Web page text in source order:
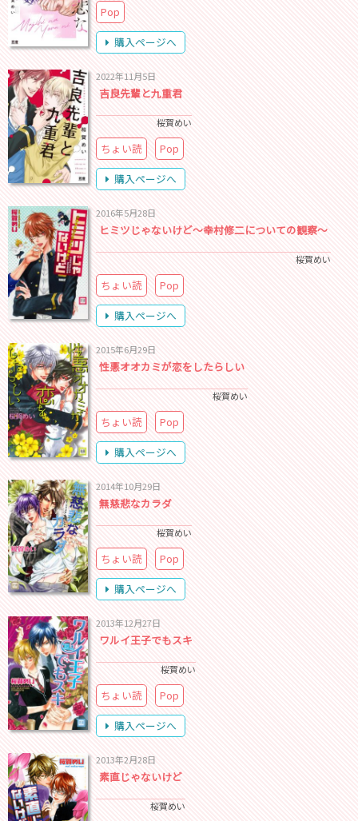
Pop
購入ページへ
2022年11月5日
吉良先輩と九重君
桜賀めい
ちょい読
Pop
購入ページへ
2016年5月28日
ヒミツじゃないけど～幸村修二についての観察～
桜賀めい
ちょい読
Pop
購入ページへ
2015年6月29日
性悪オオカミが恋をしたらしい
桜賀めい
ちょい読
Pop
購入ページへ
2014年10月29日
無慈悲なカラダ
桜賀めい
ちょい読
Pop
購入ページへ
2013年12月27日
ワルイ王子でもスキ
桜賀めい
ちょい読
Pop
購入ページへ
2013年2月28日
素直じゃないけど
桜賀めい